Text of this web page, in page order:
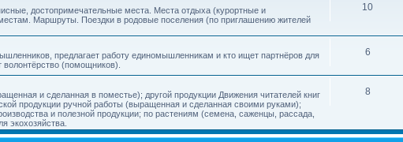
достопримечательные места. Места отдыха (курортные и
Маршруты. Поездки в родовые поселения (по приглашению жителей
10
предлагает работу единомышленникам и кто ищет партнёров для
волонтёрство (помощников).
6
и сделанная в поместье); другой продукции Движения читателей книг
продукции ручной работы (выращенная и сделанная своими руками);
и полезной продукции; по растениям (семена, саженцы, рассада,
экохозяйства.
8